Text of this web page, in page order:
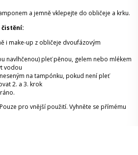
a jemně vklepejte do obličeje a krku.
čistění:
i make-up z obličeje dvoufázovým
navlhčenou) pleť pěnou, gelem nebo mlékem
vodou
na tampónku, pokud není pleť
2. a 3. krok
pro vnější použití. Vyhněte se přímému